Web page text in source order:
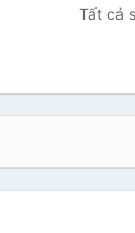
Tất cả